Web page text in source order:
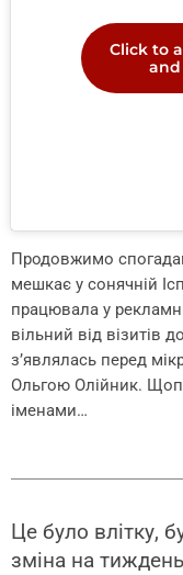
Click to
Продовжимо
мешкає у сонячній
працювала у
вільний від візитів
з’являлась перед
Ольгою Олійник.
іменами…
Це було влітку,
зміна на